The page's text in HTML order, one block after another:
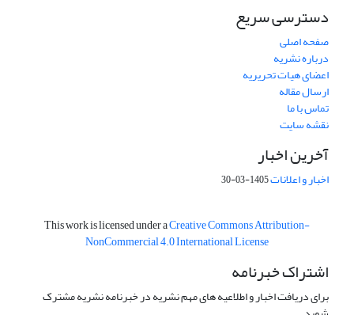
دسترسی سریع
صفحه اصلی
درباره نشریه
اعضای هیات تحریریه
ارسال مقاله
تماس با ما
نقشه سایت
آخرین اخبار
اخبار و اعلانات1405-03-30
This work is licensed under aCreative Commons Attribution-
NonCommercial 4.0 International License
اشتراک خبرنامه
برای دریافت اخبار و اطلاعیه های مهم نشریه در خبرنامه نشریه مشترک